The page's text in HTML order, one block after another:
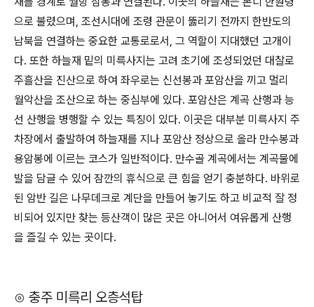
으로 불렸으며, 조선시대에 조령 관문이 뚫리기 전까지 한반도의
남북을 연결하는 중요한 교통로로서, 그 역할이 지대했던 고개이
다. 또한 하늘재 밑의 미륵사지는 고려 초기에 조성되었던 대찰로
주흘산을 진산으로 하여 좌우로는 신선봉과 포암산을 끼고 멀리
월악산을 조산으로 하는 중심부에 있다. 포암산은 계곡 산행과 능
선 산행을 병행할 수 있는 특징이 있다. 이곳은 대부분 미륵사지 주
차장에서 출발하여 하늘재를 지나 포암산 정상으로 올라 만수봉과
용암봉에 이르는 코스가 일반적이다. 만수골 계곡에서는 계곡물에
발을 담글 수 있어 잠깐의 휴식으로 큰 힘을 얻기 충분하다. 바위로
된 암반 길은 나무데크로 계단을 만들어 놓기도 하고 비교적 잘 정
비되어 있지만 찾는 등산객이 많은 곳은 아니어서 여유롭게 산행
을 즐길 수 있는 곳이다.
⊙ 충주 미륵리 오층석탑